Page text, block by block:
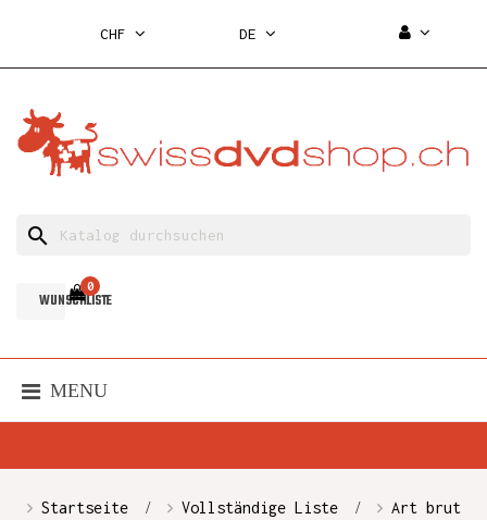
CHF DE
search
WUNSCHLISTE
0
MENU
Startseite Vollständige Liste Art brut